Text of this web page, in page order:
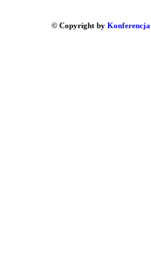
© Copyright by Konferencja